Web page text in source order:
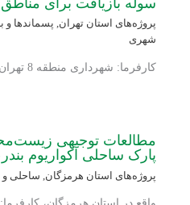
پروژه‌های استان تهران, پسماندها و
شهری
کارفرما: شهرداری منطقه 8 تهران.
مطالعات توجیهی
پارک ساحلی آکواریوم
پروژه‌های استان هرمزگان ساحلی و